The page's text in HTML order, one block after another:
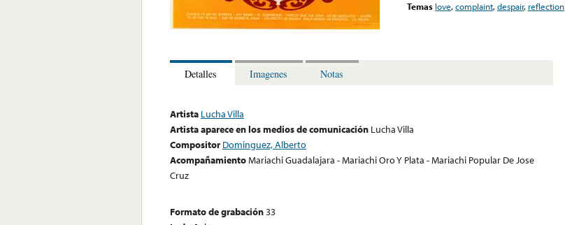
Temas love,complaint,despair, reflection
Detalles Imagenes Notas
Artista Lucha Villa
Artista aparece en los medios de comunicación Lucha Villa
Compositor Dominguez, Alberto
AcompañamientoMariachi Guadalajara - Mariachi Oro Y Plata - Mariachi Popular De Jose
Cruz
Formato de grabación33